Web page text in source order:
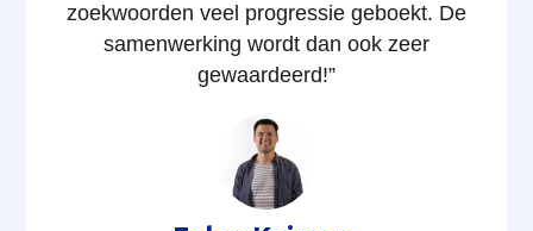
zoekwoorden veel progressie geboekt. De
samenwerking wordt dan ook zeer
gewaardeerd!”